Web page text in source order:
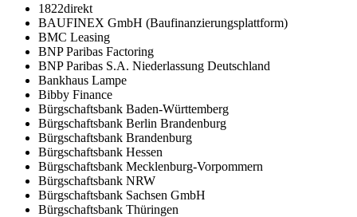
1822direkt
BAUFINEX GmbH (Baufinanzierungsplattform)
BMC Leasing
BNP Paribas Factoring
BNP Paribas S.A. Niederlassung Deutschland
Bankhaus Lampe
Bibby Finance
Bürgschaftsbank Baden-Württemberg
Bürgschaftsbank Berlin Brandenburg
Bürgschaftsbank Brandenburg
Bürgschaftsbank Hessen
Bürgschaftsbank Mecklenburg-Vorpommern
Bürgschaftsbank NRW
Bürgschaftsbank Sachsen GmbH
Bürgschaftsbank Thüringen